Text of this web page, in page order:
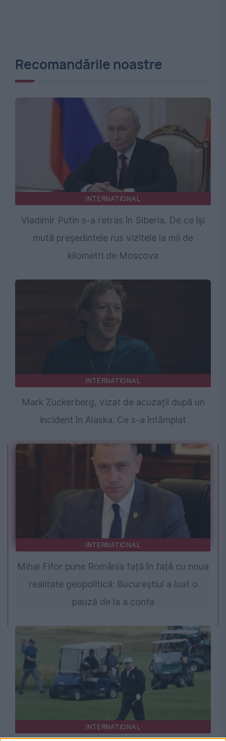
Recomandările noastre
INTERNATIONAL
Vladimir Putin s-a retras în Siberia. De ce își
mută președintele rus vizitele la mii de
kilometri de Moscova
INTERNATIONAL
Mark Zuckerberg, vizat de acuzații după un
incident în Alaska. Ce s-a întâmplat
INTERNATIONAL
Mihai Fifor pune România față în față cu noua
realitate geopolitică: Bucureștiul a luat o
pauză de la a conta
INTERNATIONAL